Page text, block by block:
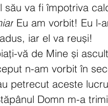
său va fi împotriva
Eu am vorbit! Eu l-
iar el va reuși!
vă de Mine și
n-am vorbit în
petrecut aceste
Domn m-a